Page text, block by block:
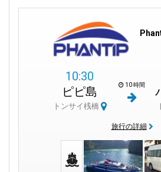
10:30
ピピ島
トンサイ桟橋
10 時間
旅行の詳細